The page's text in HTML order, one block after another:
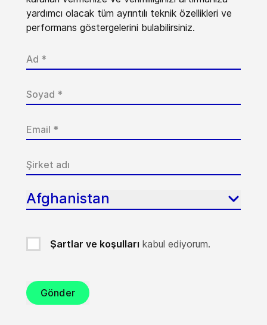
yardımcı olacak tüm ayrıntılı teknik özellikleri ve
performans göstergelerini bulabilirsiniz.
Afghanistan
Şartlar ve koşulları kabul ediyorum.
Gönder